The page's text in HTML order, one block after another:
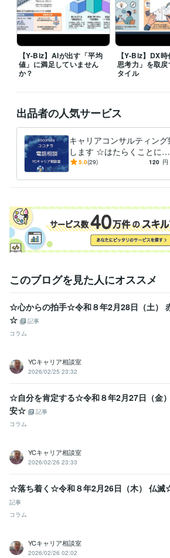
株式会社ナムコ 1980年6月 ~ 1985年2月
1988年3月 ~ 1990年2月 1990年3月 ~
005年2月 2005年3月 ~ 2008年2月
株式会社バンダイナムコホールディングス
ワイ・キャリアサポーターズ 2014年3月 ~
資格・検定
キャリアコンサルタント
年
昇降機検査資格者
プログラミング言語・フレームワーク
C:5年 C++:5年 HTML:20年Java:10年
PL/SQL:3年SQL:3年
ビジネス・クリエイティブツール
Google スプレッドシート:5年
Google ドキュメント:5年Numbers:10年
PowerPoint:10年
Word:10年STORES:1年弥生
Google Analytics:5年Microsoft Project:4年
その他ツール
ジョブカード:7年
悩み相談・カウンセリング
キャリアカウン
ング
学歴
日本工業大学 1976年3月 ~ 1980年2月
【Y-Biz】AIが出す「平均
値」に満足していません
か？
【Y-Biz】DX
思考力」を取戻
タイル
出品者の人気サービス
キャリアコンサルティング
します ☆はたらくことにつ
いての相談相手☆
5.0(29) 120 円
このブログを見た人にオススメ
☆心からの拍手☆令和８年2月28日（土）
☆
記事
コラム
YCキャリア相談室
2026/02/25 23:32
☆自分を肯定する☆令和８年2月27日（金
安☆
記事
コラム
YCキャリア相談室
2026/02/26 23:33
☆落ち着く☆令和８年2月26日（木） 仏
記事
コラム
YCキャリア相談室
2026/02/26 02:02